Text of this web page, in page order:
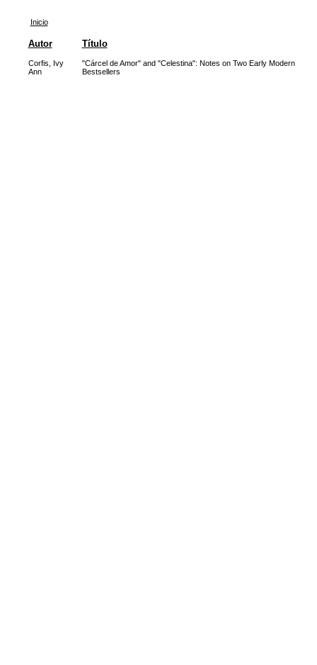
Inicio
Autor Título
Corfis, Ivy
Ann
"Cárcel de Amor" and "Celestina": Notes on Two Early Modern
Bestsellers